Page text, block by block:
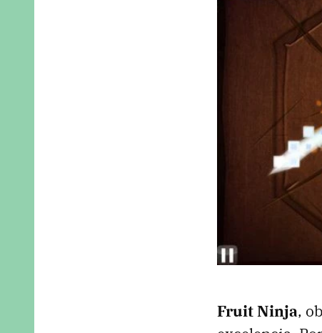
Fruit Ninja,